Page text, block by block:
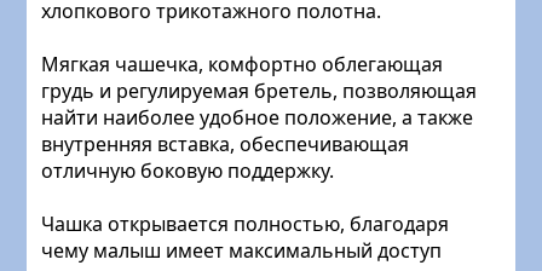
хлопкового трикотажного полотна.
Мягкая чашечка, комфортно облегающая
грудь и регулируемая бретель, позволяющая
найти наиболее удобное положение, а также
внутренняя вставка, обеспечивающая
отличную боковую поддержку.
Чашка открывается полностью, благодаря
чему малыш имеет максимальный доступ